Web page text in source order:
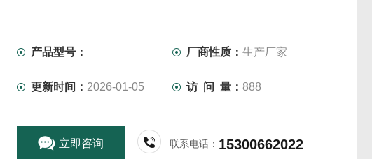
产品型号：
厂商性质：生产厂家
更新时间： 2026-01-05 访 问 量：888
立即咨询 联系电话： 15300662022